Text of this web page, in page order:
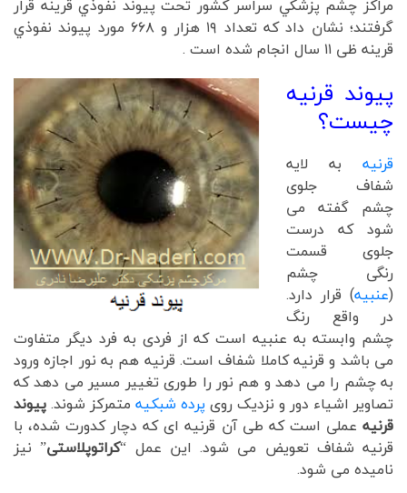
مراكز چشم پزشكي سراسر كشور تحت پيوند نفوذي قرينه قرار
گرفتند؛ نشان داد كه تعداد ۱۹ هزار و ۶۶۸ مورد پيوند نفوذي
قرينه ظی ۱۱ سال انجام شده است .
پیوند قرنیه
چیست؟
قرنیه به لایه
شفاف جلوی
چشم گفته می
شود که درست
جلوی قسمت
رنگی چشم
(عنبیه) قرار دارد.
در واقع رنگ
چشم وابسته به عنبیه است که از فردی به فرد دیگر متفاوت
می باشد و قرنیه کاملا شفاف است. قرنیه هم به نور اجازه ورود
به چشم را می دهد و هم نور را طوری تغییر مسیر می دهد که
تصاویر اشیاء دور و نزدیک روی پرده شبکیه متمرکز شوند.پیوند
قرنیه عملی است که طی آن قرنیه ای که دچار کدورت شده، با
قرنیه شفاف تعویض می شود. این عمل “کراتوپلاستی” نیز
نامیده می شود.